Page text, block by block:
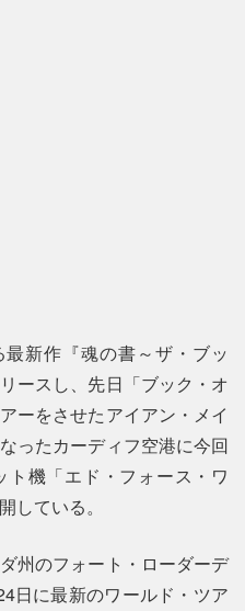
新作『魂の書～ザ・ブッ
ースし、先日「ブック・オ
ーをさせたアイアン・メイ
ったカーディフ空港に今回
機「エド・フォース・ワ
している。
州のフォート・ローダーデ
日に最新のワールド・ツア